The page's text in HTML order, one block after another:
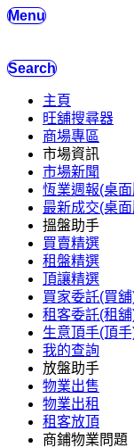
Menu
Search
主頁
旺舖搜尋器
商場專區
市場資訊
市場新聞
恆業週報(桌
最新成交(桌
搵盤助手
買賣精選
租盤精選
頂讓精選
買家委託(買
租客委託(租
生意頂手(頂
我的查詢
放盤助手
物業出售
物業出租
租客放頂
商鋪物業問題